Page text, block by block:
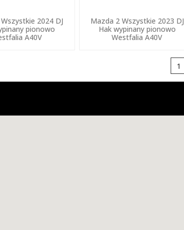
2024 DJ
pionowo
A40V
Mazda 2 Wszystkie 2023 DJ
Hak wypinany pionowo
Westfalia A40V
1